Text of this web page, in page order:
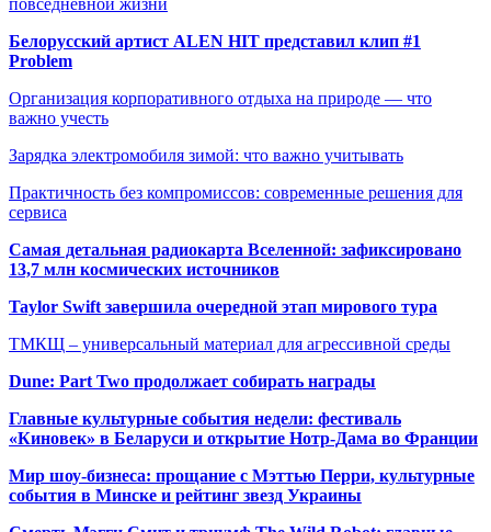
повседневной жизни
Белорусский артист ALEN HIT представил клип #1
Problem
Организация корпоративного отдыха на природе — что
важно учесть
Зарядка электромобиля зимой: что важно учитывать
Практичность без компромиссов: современные решения для
сервиса
Самая детальная радиокарта Вселенной: зафиксировано
13,7 млн космических источников
Taylor Swift завершила очередной этап мирового тура
ТМКЩ – универсальный материал для агрессивной среды
Dune: Part Two продолжает собирать награды
Главные культурные события недели: фестиваль
«Киновек» в Беларуси и открытие Нотр-Дама во Франции
Мир шоу-бизнеса: прощание с Мэттью Перри, культурные
события в Минске и рейтинг звезд Украины